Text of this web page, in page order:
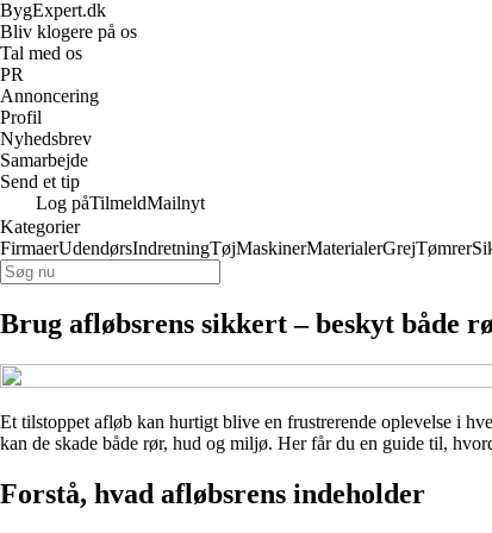
BygExpert.dk
Bliv klogere på os
Tal med os
PR
Annoncering
Profil
Nyhedsbrev
Samarbejde
Send et tip
Log påTilmeldMailnyt
Kategorier
FirmaerUdendørsIndretningTøjMaskinerMaterialerGrejTømrer
Brug afløbsrens sikkert – beskyt både
Et tilstoppet afløb kan hurtigt blive en frustrerende oplevelse i
kan de skade både rør, hud og miljø. Her får du en guide til,
Forstå, hvad afløbsrens indeholder